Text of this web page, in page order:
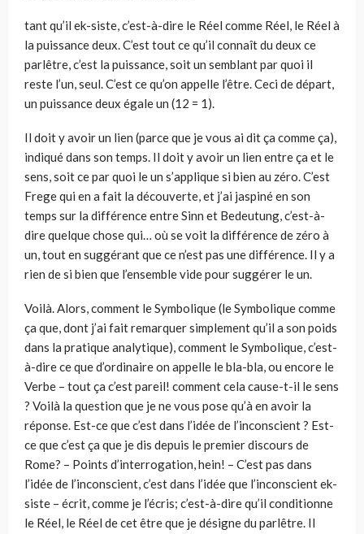
tant qu’il ek-siste, c’est-à-dire le Réel comme Réel, le Réel à
la puissance deux. C’est tout ce qu’il connaît du deux ce
parlêtre, c’est la puissance, soit un semblant par quoi il
reste l’un, seul. C’est ce qu’on appelle l’être. Ceci de départ,
un puissance deux égale un (12 = 1).
Il doit y avoir un lien (parce que je vous ai dit ça comme ça),
indiqué dans son temps. Il doit y avoir un lien entre ça et le
sens, soit ce par quoi le un s’applique si bien au zéro. C’est
Frege qui en a fait la découverte, et j’ai jaspiné en son
temps sur la différence entre Sinn et Bedeutung, c’est-à-
dire quelque chose qui… où se voit la différence de zéro à
un, tout en suggérant que ce n’est pas une différence. Il y a
rien de si bien que l’ensemble vide pour suggérer le un.
Voilà. Alors, comment le Symbolique (le Symbolique comme
ça que, dont j’ai fait remarquer simplement qu’il a son poids
dans la pratique analytique), comment le Symbolique, c’est-
à-dire ce que d’ordinaire on appelle le bla-bla, ou encore le
Verbe – tout ça c’est pareil! comment cela cause-t-il le sens
? Voilà la question que je ne vous pose qu’à en avoir la
réponse. Est-ce que c’est dans l’idée de l’inconscient ? Est-
ce que c’est ça que je dis depuis le premier discours de
Rome? – Points d’interrogation, hein! – C’est pas dans
l’idée de l’inconscient, c’est dans l’idée que l’inconscient ek-
siste – écrit, comme je l’écris; c’est-à-dire qu’il conditionne
le Réel, le Réel de cet être que je désigne du parlêtre. Il